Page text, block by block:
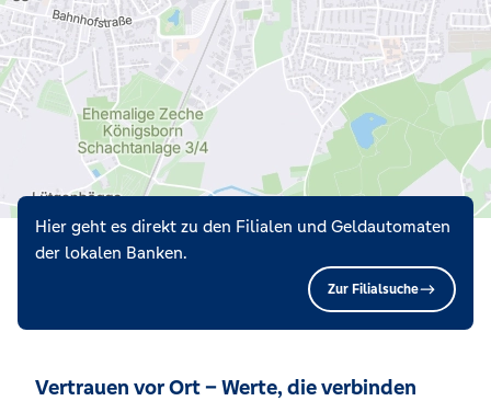
Hier geht es direkt zu den Filialen und Geldautomaten
der lokalen Banken.
Zur Filialsuche
Vertrauen vor Ort – Werte, die verbinden